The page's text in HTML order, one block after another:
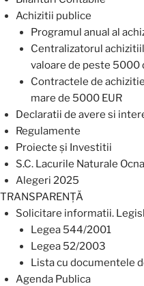
Achizitii publice
Programul anual al
Centralizatorul
valoare de peste 5000
Contractele de
mare de 5000 EUR
Declaratii de avere si
Regulamente
Proiecte și Investitii
S.C. Lacurile Naturale
Alegeri 2025
TRANSPARENȚĂ
Solicitare informatii.
Legea 544/2001
Legea 52/2003
Lista cu documentele
Agenda Publica